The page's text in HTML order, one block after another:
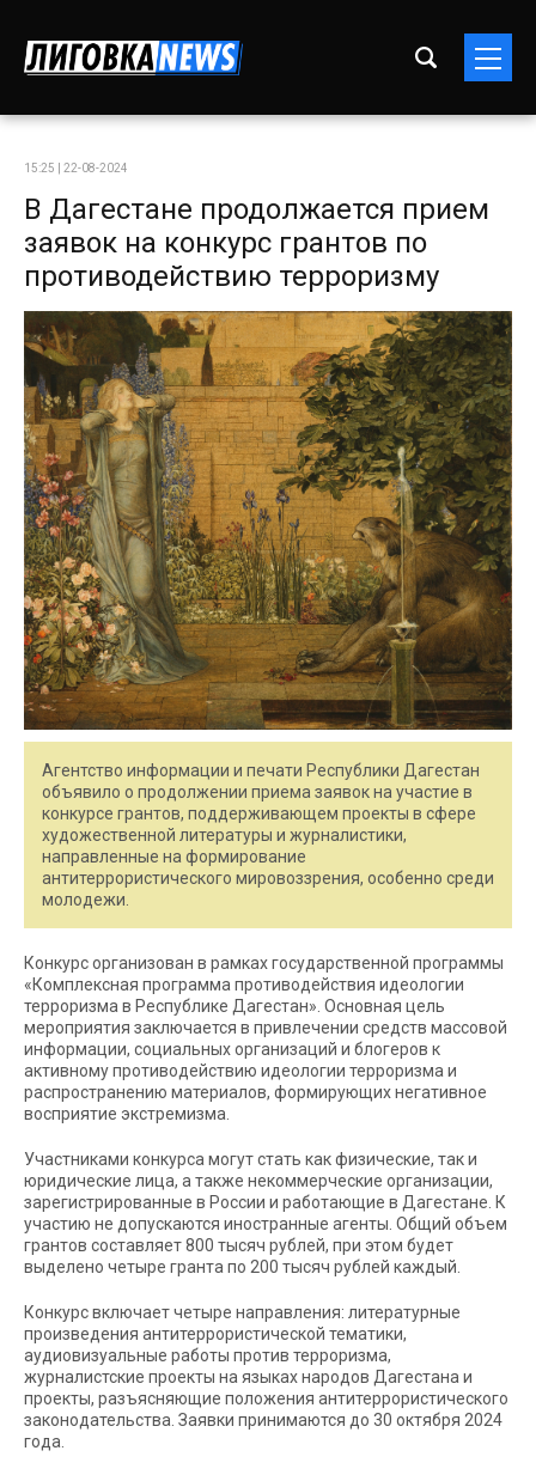
15:25 | 22-08-2024
В Дагестане продолжается прием
заявок на конкурс грантов по
противодействию терроризму
Агентство информации и печати Республики Дагестан
объявило о продолжении приема заявок на участие в
конкурсе грантов, поддерживающем проекты в сфере
художественной литературы и журналистики,
направленные на формирование
антитеррористического мировоззрения, особенно среди
молодежи.
Конкурс организован в рамках государственной программы
«Комплексная программа противодействия идеологии
терроризма в Республике Дагестан». Основная цель
мероприятия заключается в привлечении средств массовой
информации, социальных организаций и блогеров к
активному противодействию идеологии терроризма и
распространению материалов, формирующих негативное
восприятие экстремизма.
Участниками конкурса могут стать как физические, так и
юридические лица, а также некоммерческие организации,
зарегистрированные в России и работающие в Дагестане. К
участию не допускаются иностранные агенты. Общий объем
грантов составляет 800 тысяч рублей, при этом будет
выделено четыре гранта по 200 тысяч рублей каждый.
Конкурс включает четыре направления: литературные
произведения антитеррористической тематики,
аудиовизуальные работы против терроризма,
журналистские проекты на языках народов Дагестана и
проекты, разъясняющие положения антитеррористического
законодательства. Заявки принимаются до 30 октября 2024
года.